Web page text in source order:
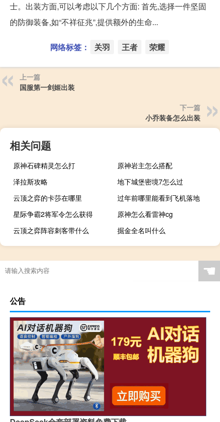
士。出装方面,可以考虑以下几个方面: 首先,选择一件坚固
的防御装备,如“不祥征兆”,提供额外的生命...
网络标签： 关羽 王者 荣耀
上一篇
国服第一剑姬出装
下一篇
小乔装备怎么出装
相关问题
原神石碑精灵怎么打
原神岩主怎么搭配
泽拉斯攻略
地下城堡密境7怎么过
云顶之弈的卡莎在哪里
过年前哪里能看到飞机落地
星际争霸2将军令怎么获得
原神怎么看雷神cg
云顶之弈阵容刺客带什么
掘金全名叫什么
☚
公告